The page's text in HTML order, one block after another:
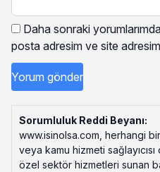
Daha sonraki
posta adresim ve site
Sorumluluk Reddi Beyanı:
www.isinolsa.com, herhangi
veya kamu hizmeti
özel sektör hizmetleri sunan